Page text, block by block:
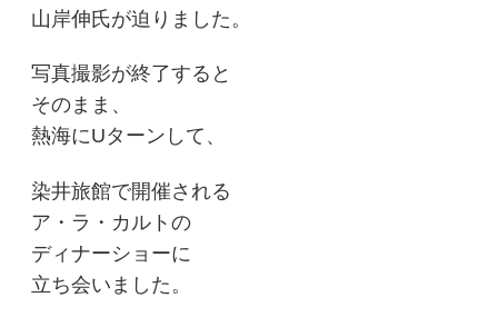
山岸伸氏が迫りまし た。
写真撮影が終了すると
そのまま、
熱海にUターンして、
染井旅館で開催される
ア・ラ・カルトの
ディナーショーに
立ち会いました。